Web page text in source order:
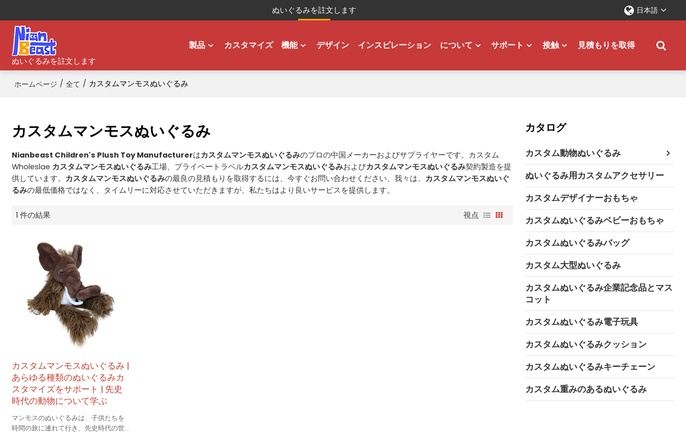
ぬいぐるみを註文します 日本語
ぬいぐるみを註文します
製品 カスタマイズ 機能 デザイン インスピレーション について サポート 接触 見積もりを取得
ホームページ / 全て / カスタムマンモスぬいぐるみ
カスタムマンモスぬいぐるみ
Nianbeast Children's Plush Toy Manufacturerはカスタムマンモスぬいぐるみのプロの中国メーカーおよびサプライヤーです。カスタム
Wholeslae カスタムマンモスぬいぐるみ工場、プライベートラベルカスタムマンモスぬいぐるみおよびカスタムマンモスぬいぐるみ契約製造を提
供しています。 カスタムマンモスぬいぐるみの最良の見積もりを取得するには、今すぐお問い合わせください、我々は、 カスタムマンモスぬいぐ
るみの最低価格ではなく、タイムリーに対応させていただきますが、私たちはより良いサービスを提供します。
1 件の結果 視点
カスタムマンモスぬいぐるみ |
あらゆる種類のぬいぐるみカ
スタマイズをサポート | 先史
時代の動物について学ぶ
マンモスのぬいぐるみは、子供たちを
時間の旅に連れて行き、先史時代の世
カタログ
カスタム動物ぬいぐるみ
ぬいぐるみ用カスタムアクセサリー
カスタムデザイナーおもちゃ
カスタムぬいぐるみベビーおもちゃ
カスタムぬいぐるみバッグ
カスタム大型ぬいぐるみ
カスタムぬいぐるみ企業記念品とマス
コット
カスタムぬいぐるみ電子玩具
カスタムぬいぐるみクッション
カスタムぬいぐるみキーチェーン
カスタム重みのあるぬいぐるみ